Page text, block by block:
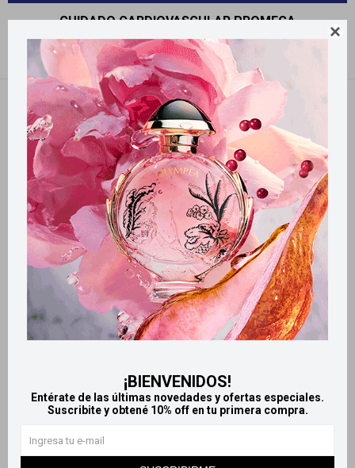

¡BIENVENIDOS!
Entérate de las últimas novedades y ofertas especiales.
Suscribite y obtené 10% off en tu primera compra.
CUIDADO CARDIOVASCULAR PROMEGA
Filtrando por: Cuidado Cardiovascular Promega Quitar filtros
LlegaMAÑANA
MAÑANA
Promega 30 cápsulas
blandas
$ 1.009